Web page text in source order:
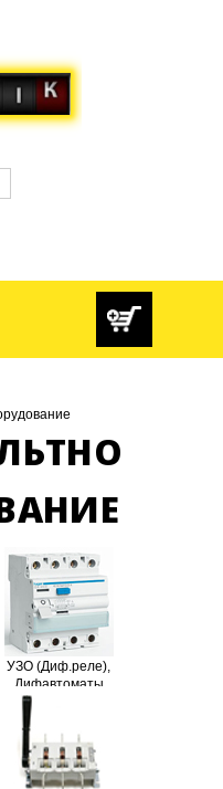
УЗО (Диф.реле),
Дифавтоматы